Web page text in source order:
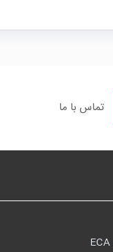
تماس با ما